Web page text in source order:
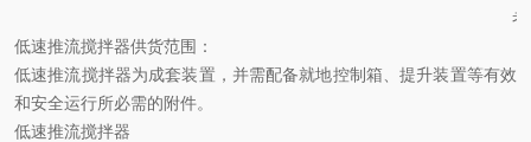
低速推流搅拌器供货范围 ：
低速推流搅拌器为成套装置，并需配备就地控制箱、提升装置等有效
和安全运行所必需的附件。
低速推流搅拌器